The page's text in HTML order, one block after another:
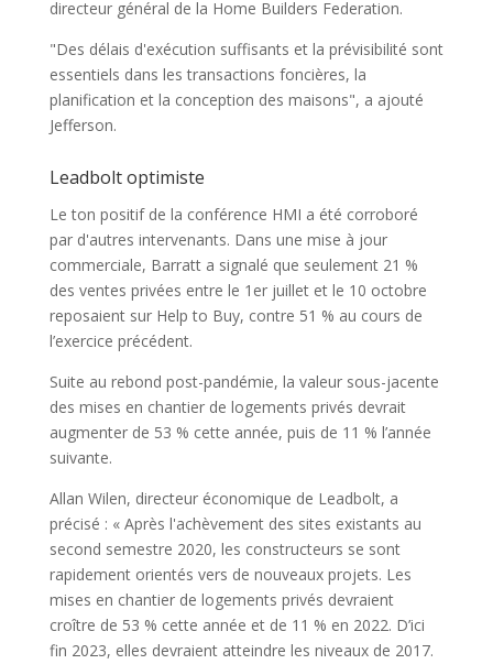
directeur général de la Home Builders Federation.
"Des délais d'exécution suffisants et la prévisibilité sont
essentiels dans les transactions foncières, la
planification et la conception des maisons", a ajouté
Jefferson.
Leadbolt optimiste
Le ton positif de la conférence HMI a été corroboré
par d'autres intervenants. Dans une mise à jour
commerciale, Barratt a signalé que seulement 21 %
des ventes privées entre le 1er juillet et le 10 octobre
reposaient sur Help to Buy, contre 51 % au cours de
l’exercice précédent.
Suite au rebond post-pandémie, la valeur sous-jacente
des mises en chantier de logements privés devrait
augmenter de 53 % cette année, puis de 11 % l’année
suivante.
Allan Wilen, directeur économique de Leadbolt, a
précisé : « Après l'achèvement des sites existants au
second semestre 2020, les constructeurs se sont
rapidement orientés vers de nouveaux projets. Les
mises en chantier de logements privés devraient
croître de 53 % cette année et de 11 % en 2022. D’ici
fin 2023, elles devraient atteindre les niveaux de 2017.